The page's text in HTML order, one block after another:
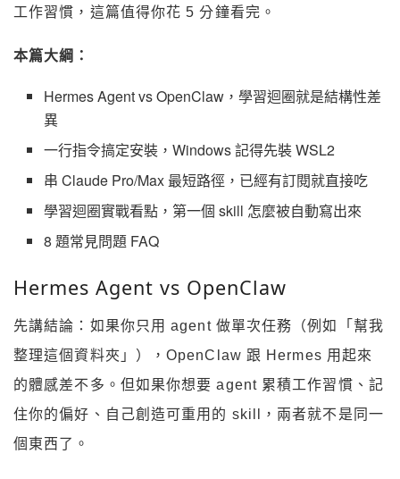
工作習慣，這篇值得你花 5 分鐘看完。
本篇大綱：
Hermes Agent vs OpenClaw，學習迴圈就是結構性差
異
一行指令搞定安裝，Windows 記得先裝 WSL2
串 Claude Pro/Max 最短路徑，已經有訂閱就直接吃
學習迴圈實戰看點，第一個 skill 怎麼被自動寫出來
8 題常見問題 FAQ
Hermes Agent vs OpenClaw
先講結論：如果你只用 agent 做單次任務（例如「幫我
整理這個資料夾」），OpenClaw 跟 Hermes 用起來
的體感差不多。但如果你想要 agent 累積工作習慣、記
住你的偏好、自己創造可重用的 skill，兩者就不是同一
個東西了。